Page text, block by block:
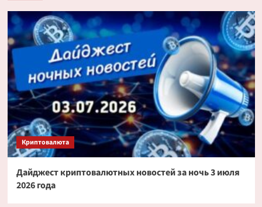
Криптовалюта
Дайджест криптовалютных новостей за ночь 3 июля
2026 года